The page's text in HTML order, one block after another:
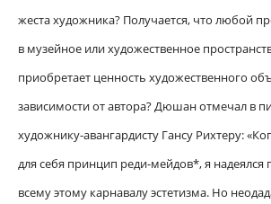
жеста художника? Получается, что любой
в музейное или художественное
приобретает ценность художественного
зависимости от автора? Дюшан отмечал в
художнику-авангардисту Гансу Рихтеру:
для себя принцип реди-мейдов*, я
всему этому карнавалу эстетизма. Но